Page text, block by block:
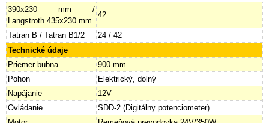
390x230 mm /
Langstroth 435x230 mm
42
Tatran B / Tatran B1/2
24 / 42
Technické údaje
Priemer bubna
900 mm
Pohon
Elektrický, dolný
Napájanie
12V
Ovládanie
SDD-2 (Digitálny potenciometer)